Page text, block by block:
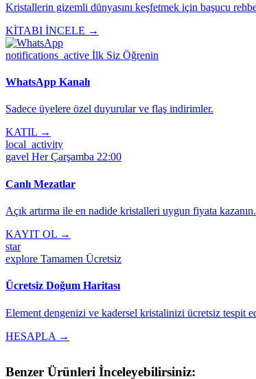
Kristallerin gizemli dünyasını keşfetmek için başucu
KİTABI İNCELE →
notifications_active İlk Siz Öğrenin
WhatsApp Kanalı
Sadece üyelere özel duyurular ve flaş indirimler.
KATIL →
local_activity
gavel Her Çarşamba 22:00
Canlı Mezatlar
Açık artırma ile en nadide kristalleri uygun fiyata kazanın.
KAYIT OL →
star
explore Tamamen Ücretsiz
Ücretsiz Doğum Haritası
Element dengenizi ve kadersel kristalinizi ücretsiz tespit
HESAPLA →
Benzer Ürünleri İnceleyebilirsiniz: